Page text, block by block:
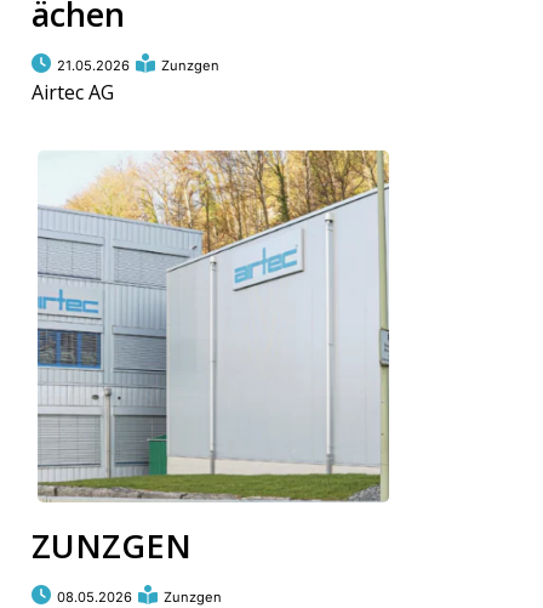
ächen
21.05.2026 Zunzgen
Airtec AG
ZUNZGEN
08.05.2026 Zunzgen